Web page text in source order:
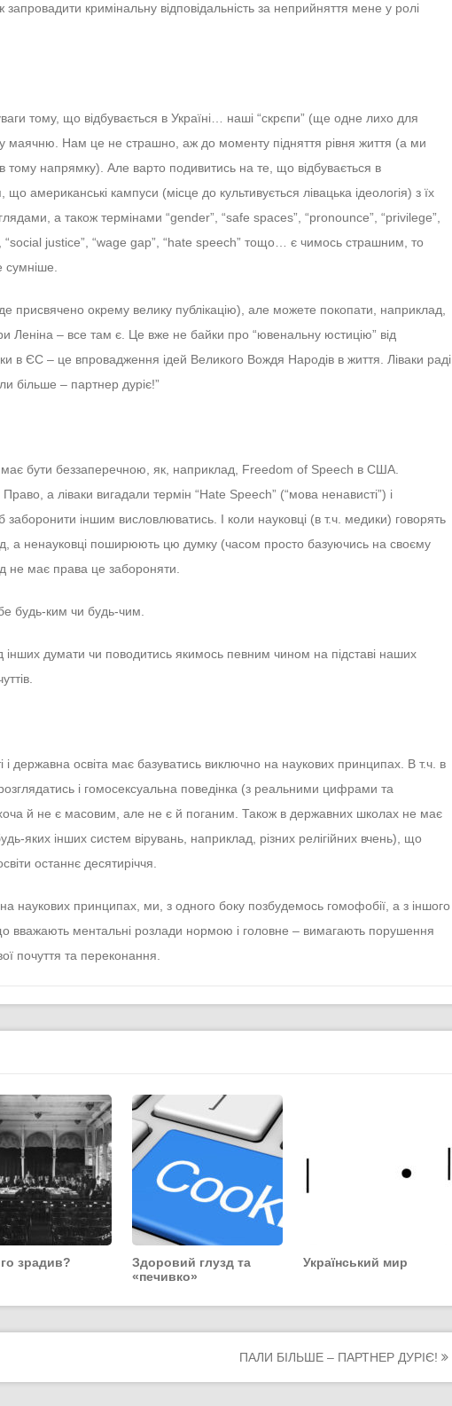
кримінальну відповідальність за неприйняття мене у ролі
тому, що відбувається в Україні… наші “скрєпи” (ще одне лихо для
маячню. Нам це не страшно, аж до моменту підняття рівня життя (а ми
напрямку). Але варто подивитись на те, що відбувається в
що американські кампуси (місце до культивується лівацька ідеологія) з їх
а також термінами “gender”, “safe spaces”, “pronounce”, “privilege”,
“social justice”, “wage gap”, “hate speech” тощо… є чимось страшним, то
присвячено окрему велику публікацію), але можете покопати, наприклад,
Леніна – все там є. Це вже не байки про “ювенальну юстицію” від
в ЄС – це впровадження ідей Великого Вождя Народів в життя. Ліваки раді
більше – партнер дуріє!”
бути беззаперечною, як, наприклад, Freedom of Speech в США.
а ліваки вигадали термін “Hate Speech” (“мова ненависті”) і
іншим висловлюватись. І коли науковці (в т.ч. медики) говорять
а ненауковці поширюють цю думку (часом просто базуючись на своєму
не має права це забороняти.
будь-ким чи будь-чим.
інших думати чи поводитись якимось певним чином на підставі наших
і державна освіта має базуватись виключно на наукових принципах. В т.ч. в
і гомосексуальна поведінка (з реальними цифрами та
й не є масовим, але не є й поганим. Також в державних школах не має
яких інших систем вірувань, наприклад, різних релігійних вчень), що
останнє десятиріччя.
наукових принципах, ми, з одного боку позбудемось гомофобії, а з іншого
вважають ментальні розлади нормою і головне – вимагають порушення
почуття та переконання.
зрадив?
Здоровий глузд та
«печивко»
Український мир
ПАЛИ БІЛЬШЕ – ПАРТНЕР ДУРІЄ!